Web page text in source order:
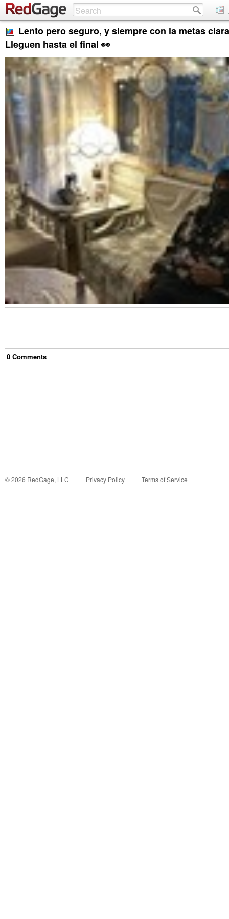
Lento pero seguro, y siempre con la metas
Lleguen hasta el final 👀
0 Comments
©2026 RedGage, LLC Privacy Policy Terms of Service